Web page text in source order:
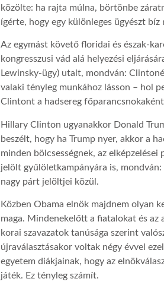
közölte: ha rajta múlna, börtönbe
ígérte, hogy egy különleges ügyészt bíz
Az egymást követő floridai és észak-
kongresszusi vád alá helyezési
Lewinsky-ügy) utalt, mondván:
valaki tényleg munkához lásson – hol
Clintont a hadsereg
Hillary Clinton ugyanakkor Donald
beszélt, hogy ha Trump nyer, akkor a
minden bölcsességnek, az
jelölt gyűlöletkampányára is,
nagy párt jelöltjei közül.
Közben Obama elnök majdnem olyan
maga. Mindenekelőtt a fiatalokat és
korai szavazatok tanúsága szerint
újraválasztásakor voltak négy évvel
egyetem diákjainak, hogy az
játék. Ez tényleg számít.